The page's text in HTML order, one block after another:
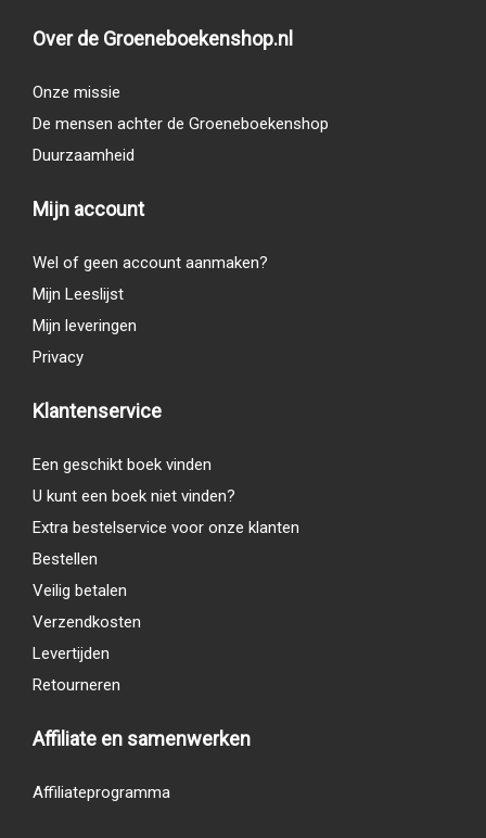
Over de Groeneboekenshop.nl
Onze missie
De mensen achter de Groeneboekenshop
Duurzaamheid
Mijn account
Wel of geen account aanmaken?
Mijn Leeslijst
Mijn leveringen
Privacy
Klantenservice
Een geschikt boek vinden
U kunt een boek niet vinden?
Extra bestelservice voor onze klanten
Bestellen
Veilig betalen
Verzendkosten
Levertijden
Retourneren
Affiliate en samenwerken
Affiliateprogramma